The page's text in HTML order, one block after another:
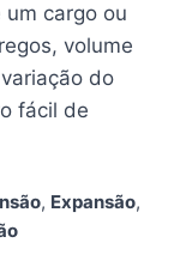
cargo ou
volume
do
fácil de
, Expansão,